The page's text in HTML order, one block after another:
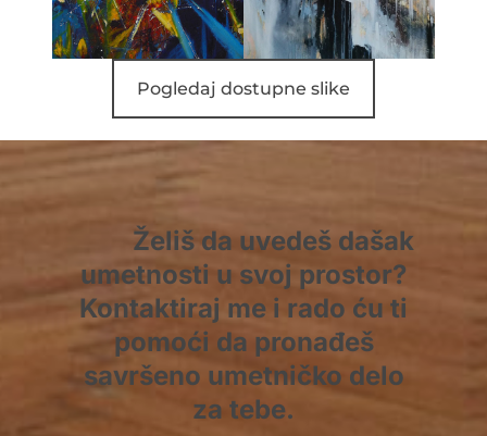
Pogledaj dostupne slike
Želiš da uvedeš dašak
umetnosti u svoj prostor?
Kontaktiraj me i rado ću ti
pomoći da pronađeš
savršeno umetničko delo
za tebe.